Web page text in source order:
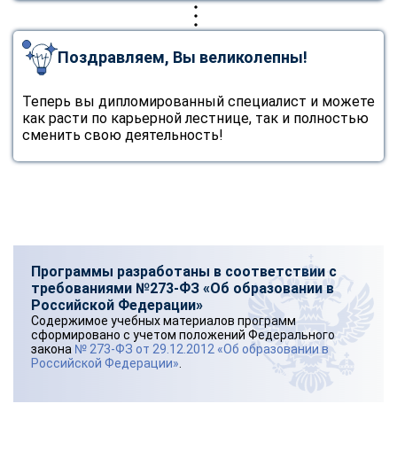
Поздравляем, Вы великолепны!
Теперь вы дипломированный специалист и можете
как расти по карьерной лестнице, так и полностью
сменить свою деятельность!
Программы разработаны в соответствии с
требованиями №273-ФЗ «Об образовании в
Российской Федерации»
Содержимое учебных материалов программ
сформировано с учетом положений Федерального
закона № 273-ФЗ от 29.12.2012 «Об образовании в
Российской Федерации»